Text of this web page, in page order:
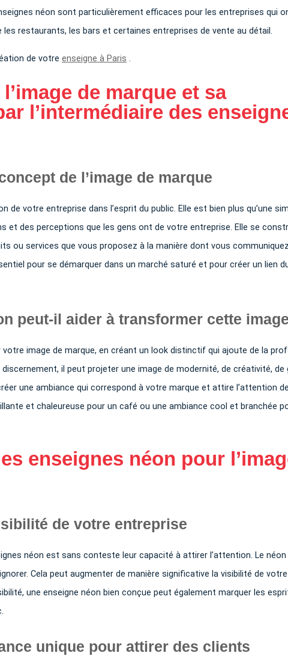
néon sont particulièrement efficaces pour les entreprises qui
les restaurants, les bars et certaines entreprises de vente au détail.
de votre enseigne à Paris .
de marque et sa
l’intermédiaire des
de l’image de marque
de votre entreprise dans l’esprit du public. Elle est bien plus qu’une
et des perceptions que les gens ont de votre entreprise. Elle se
ou services que vous proposez à la manière dont vous
pour se démarquer dans un marché saturé et pour créer un lien
peut-il aider à transformer cette image
votre image de marque, en créant un look distinctif qui ajoute de la
il peut projeter une image de modernité, de créativité, de
une ambiance qui correspond à votre marque et attire l’attention
et chaleureuse pour un café ou une ambiance cool et branchée
enseignes néon pour
de votre entreprise
néon est sans conteste leur capacité à attirer l’attention. Le
Cela peut augmenter de manière significative la visibilité de
une enseigne néon bien conçue peut également marquer les
unique pour attirer des clients